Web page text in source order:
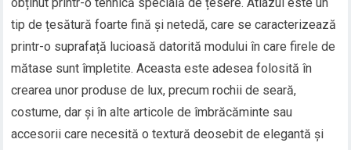
obținut printr-o tehnică specială de țesere. Atlazul este un
tip de țesătură foarte fină și netedă, care se caracterizează
printr-o suprafață lucioasă datorită modului în care firele de
mătase sunt împletite. Aceasta este adesea folosită în
crearea unor produse de lux, precum rochii de seară,
costume, dar și în alte articole de îmbrăcăminte sau
accesorii care necesită o textură deosebit de elegantă și